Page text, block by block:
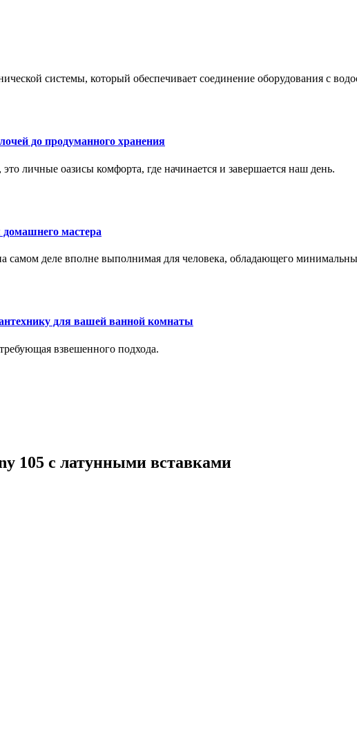
системы, который обеспечивает соединение оборудования с
до продуманного хранения
личные оазисы комфорта, где начинается и завершается наш день.
домашнего мастера
самом деле вполне выполнимая для человека, обладающего
для вашей ванной комнаты
взвешенного подхода.
105 с латунными вставками